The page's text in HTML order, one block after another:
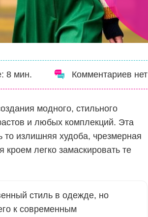
8 мин. Комментариев нет
модного, стильного
и любых комплекций. Эта
то излишняя худоба, чрезмерная
легко замаскировать те
стиль в одежде, но
к современным